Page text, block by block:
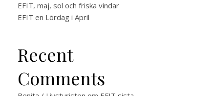
EFIT, maj, sol och friska vindar
EFIT en Lördag i April
Recent
Comments